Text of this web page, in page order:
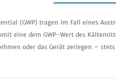
(GWP) tragen im Fall eines
eine dem GWP-Wert des
oder das Gerät zerlegen –